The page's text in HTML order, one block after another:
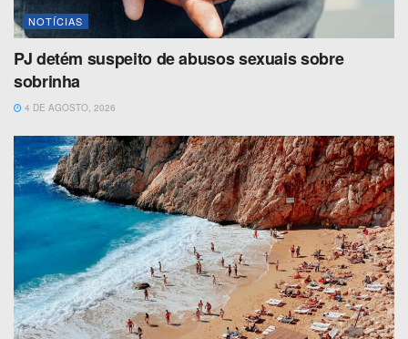
NOTÍCIAS
PJ detém suspeito de abusos sexuais sobre
sobrinha
4 DE AGOSTO, 2026